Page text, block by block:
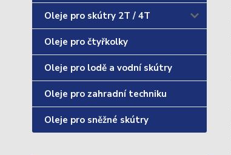
Oleje pro skútry 2T / 4T
Oleje pro čtyřkolky
Oleje pro lodě a vodní skútry
Oleje pro zahradní techniku
Oleje pro sněžné skútry